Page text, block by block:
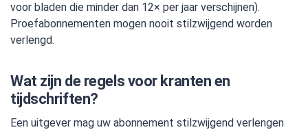
voor bladen die minder dan 12× per jaar verschijnen).
Proefabonnementen mogen nooit stilzwijgend worden
verlengd.
Wat zijn de regels voor kranten en
tijdschriften?
Een uitgever mag uw abonnement stilzwijgend verlengen